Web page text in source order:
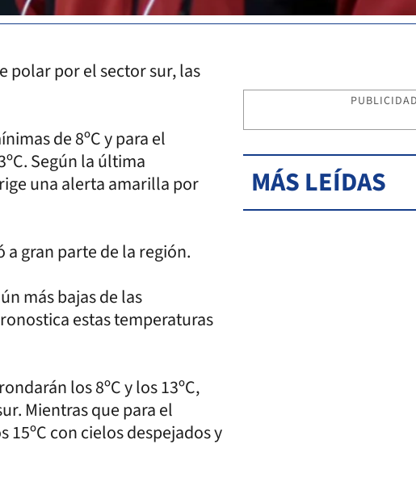
polar por el sector sur, las
de 8ºC y para el
Según la última
una alerta amarilla por
a gran parte de la región.
más bajas de las
estas temperaturas
los 8ºC y los 13ºC,
Mientras que para el
15ºC con cielos despejados y
PUBLICIDAD
MÁS LEÍDAS